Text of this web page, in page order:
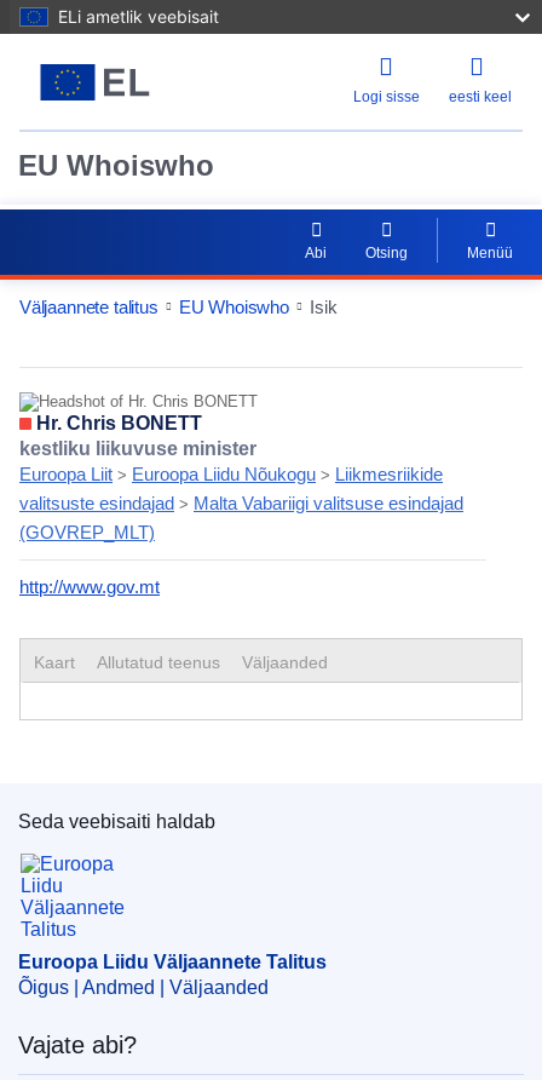
ELi ametlik veebisait
Logi sisse eesti keel
EU Whoiswho
Abi Otsing Menüü
Väljaannete talitus EU Whoiswho Isik
EntityDetailActions
Hr. Chris BONETT
kestliku liikuvuse minister
Euroopa Liit > Euroopa Liidu Nõukogu > Liikmesriikide
valitsuste esindajad > Malta Vabariigi valitsuse esindajad
(GOVREP_MLT)
http://www.gov.mt
Kaart Allutatud teenus Väljaanded
Euroopa Liidu Väljaannete Talitus
Seda veebisaiti haldab
Euroopa Liidu Väljaannete Talitus
Õigus | Andmed | Väljaanded
Vajate abi?